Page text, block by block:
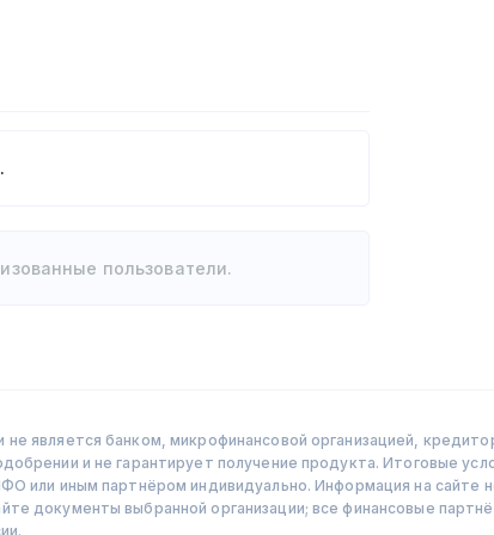
пользователи.
является банком, микрофинансовой организацией,
и не гарантирует получение продукта. Итоговые
или иным партнёром индивидуально. Информация на сайте
документы выбранной организации; все финансовые